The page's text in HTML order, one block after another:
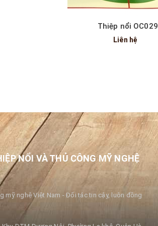
Thiệp nổi OC029
Liên hệ
NỔI VÀ THỦ CÔNG MỸ NGHỆ
mỹ nghệ Việt Nam - Đối tác tin cậy, luôn đồng